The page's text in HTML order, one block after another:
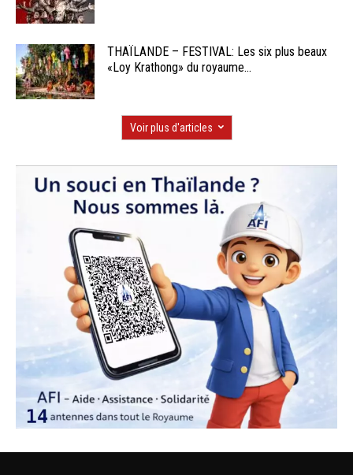
THAÏLANDE – FESTIVAL: Les six plus beaux
«Loy Krathong» du royaume...
Voir plus d'articles